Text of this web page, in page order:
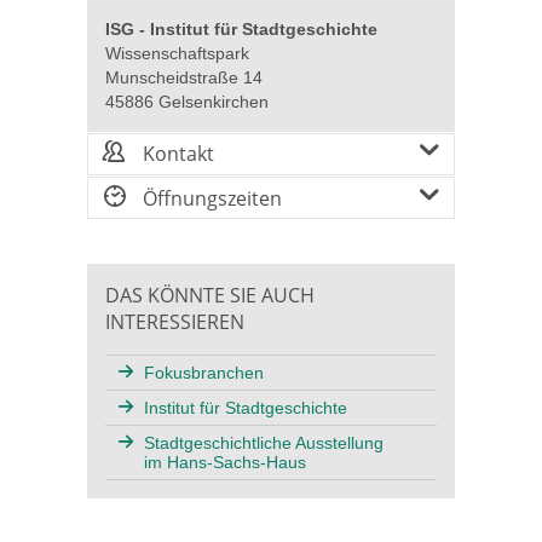
ISG - Institut für Stadtgeschichte
Wissenschaftspark
Munscheidstraße 14
45886 Gelsenkirchen
Kontakt
Öffnungszeiten
DAS KÖNNTE SIE AUCH
INTERESSIEREN
Fokusbranchen
Institut für Stadtgeschichte
Stadtgeschichtliche Ausstellung
im Hans-Sachs-Haus